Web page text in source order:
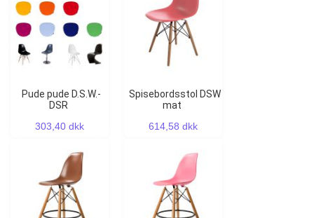
Pude pude D.S.W.-
DSR
303,40 dkk
Spisebordsstol DSW
mat
614,58 dkk